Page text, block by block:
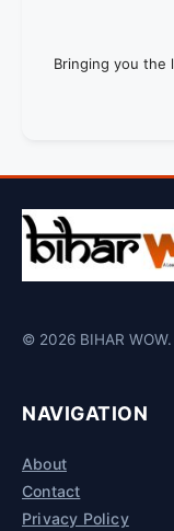
Bringing you the
© 2026 BIHAR
NAVIGATION
About
Contact
Privacy Policy